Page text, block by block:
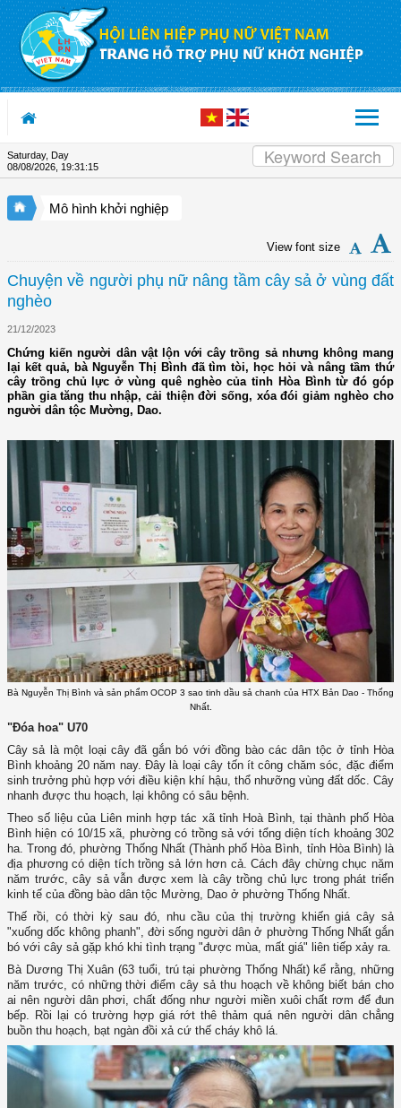
Skip to Content
Saturday, Day
08/08/2026 19:31:16
Mô hình khởi nghiệp
View font size
Chuyện về người phụ nữ nâng tầm cây sả ở vùng đất
nghèo
21/12/2023
Chứng kiến người dân vật lộn với cây trồng sả nhưng không mang
lại kết quả, bà Nguyễn Thị Bình đã tìm tòi, học hỏi và nâng tầm thứ
cây trồng chủ lực ở vùng quê nghèo của tỉnh Hòa Bình từ đó góp
phần gia tăng thu nhập, cải thiện đời sống, xóa đói giảm nghèo cho
người dân tộc Mường, Dao.
Bà Nguyễn Thị Bình và sản phẩm OCOP 3 sao tinh dầu sả chanh của HTX Bản Dao - Thống
Nhất.
"Đóa hoa" U70
Cây sả là một loại cây đã gắn bó với đồng bào các dân tộc ở tỉnh Hòa
Bình khoảng 20 năm nay. Đây là loại cây tốn ít công chăm sóc, đặc điểm
sinh trưởng phù hợp với điều kiện khí hậu, thổ nhưỡng vùng đất dốc. Cây
nhanh được thu hoạch, lại không có sâu bệnh.
Theo số liệu của Liên minh hợp tác xã tỉnh Hoà Bình, tại thành phố Hòa
Bình hiện có 10/15 xã, phường có trồng sả với tổng diện tích khoảng 302
ha. Trong đó, phường Thống Nhất (Thành phố Hòa Bình, tỉnh Hòa Bình) là
địa phương có diện tích trồng sả lớn hơn cả. Cách đây chừng chục năm
năm trước, cây sả vẫn được xem là cây trồng chủ lực trong phát triển
kinh tế của đồng bào dân tộc Mường, Dao ở phường Thống Nhất.
Thế rồi, có thời kỳ sau đó, nhu cầu của thị trường khiến giá cây sả
"xuống dốc không phanh", đời sống người dân ở phường Thống Nhất gắn
bó với cây sả gặp khó khi tình trạng "được mùa, mất giá" liên tiếp xảy ra.
Bà Dương Thị Xuân (63 tuổi, trú tại phường Thống Nhất) kể rằng, những
năm trước, có những thời điểm cây sả thu hoạch về không biết bán cho
ai nên người dân phơi, chất đống như người miền xuôi chất rơm để đun
bếp. Rồi lại có trường hợp giá rớt thê thảm quá nên người dân chẳng
buồn thu hoạch, bạt ngàn đồi xả cứ thế cháy khô lá.